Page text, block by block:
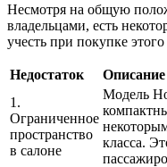
Несмотря на общую
владельцами, есть
учесть при покупке
Недостаток
Описание
1.
Ограниченное
пространство
в салоне
Модель
класса.